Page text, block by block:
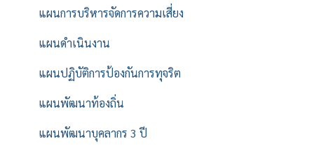
แผนการบริหารจัดการความเสี่ยง
แผนดำเนินงาน
แผนปฏิบัติการป้องกันการทุจริต
แผนพัฒนาท้องถิ่น
แผนพัฒนาบุคลากร 3 ปี